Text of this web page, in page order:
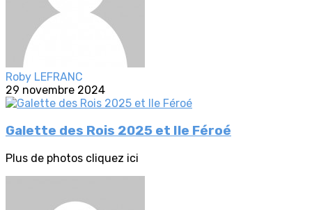
Roby LEFRANC
29 novembre 2024
Galette des Rois 2025 et Ile Féroé
Plus de photos cliquez ici